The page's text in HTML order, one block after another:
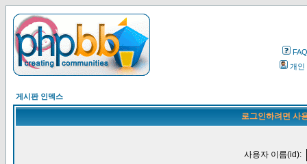
FAQ
개인
게시판 인덱스
로그인하려면 사
사용자 이름(id):